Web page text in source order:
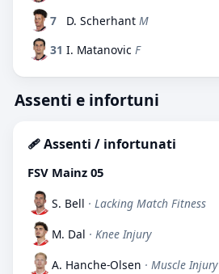
7
D. Scherhant M
31 I. Matanovic F
Assenti e infortuni
🩹 Assenti / infortunati
FSV Mainz 05
S. Bell · Lacking Match Fitness
M. Dal · Knee Injury
A. Hanche-Olsen · Muscle Injury